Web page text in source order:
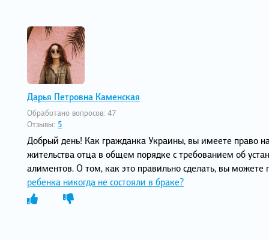
Дарья Петровна Каменская
Обработано вопросов: 47
Отзывы: 5
Добрый день! Как гражданка Украины, вы имеете право
жительства отца в общем порядке с требованием об
алиментов. О том, как это правильно сделать, вы можете
ребенка никогда не состояли в браке?